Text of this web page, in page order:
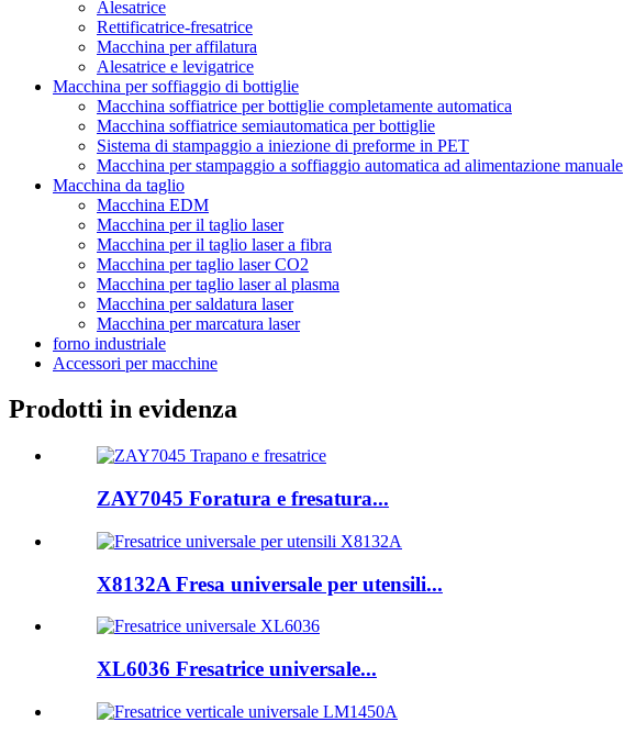
Alesatrice
Rettificatrice-fresatrice
Macchina per affilatura
Alesatrice e levigatrice
Macchina per soffiaggio di bottiglie
Macchina soffiatrice per bottiglie completamente automatica
Macchina soffiatrice semiautomatica per bottiglie
Sistema di stampaggio a iniezione di preforme in PET
Macchina per stampaggio a soffiaggio automatica ad alimentazione manuale
Macchina da taglio
Macchina EDM
Macchina per il taglio laser
Macchina per il taglio laser a fibra
Macchina per taglio laser CO2
Macchina per taglio laser al plasma
Macchina per saldatura laser
Macchina per marcatura laser
forno industriale
Accessori per macchine
Prodotti in evidenza
ZAY7045 Foratura e fresatura...
X8132A Fresa universale per utensili...
XL6036 Fresatrice universale...